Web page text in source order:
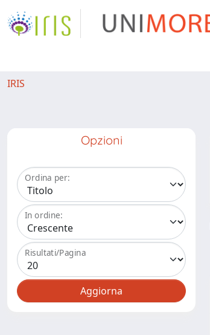
IRIS
Opzioni
Ordina per:
In ordine:
Risultati/Pagina